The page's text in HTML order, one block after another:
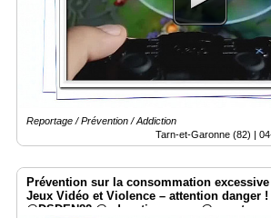
Médias
groupe
Prémium
annuaire
Reportage / Prévention / Addiction
Tarn-et-Garonne (82) |
Prévention sur la consommation
Jeux Vidéo et Violence – attention danger
@DSDEN82 @education_gouv @smartrezo